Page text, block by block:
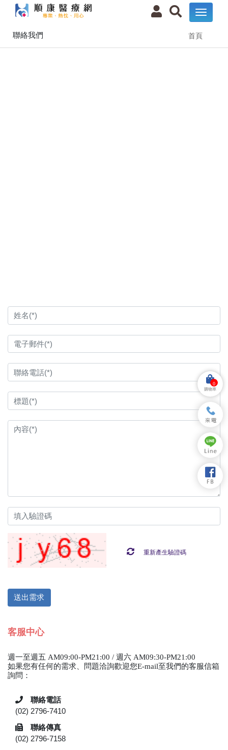
聯絡我們 首頁
重新產生驗證碼
客服中心
週一至週五 AM09:00-PM21:00 / 週六 AM09:30-PM21:00
如果您有任何的需求、問題洽詢歡迎您E-mail至我們的客服信箱
詢問：
聯絡電話
(02) 2796-7410
聯絡傳真
(02) 2796-7158
購物車
0